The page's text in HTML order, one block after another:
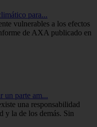
para...
vulnerables a los efectos
de AXA publicado en
un parte am...
una responsabilidad
y la de los demás. Sin